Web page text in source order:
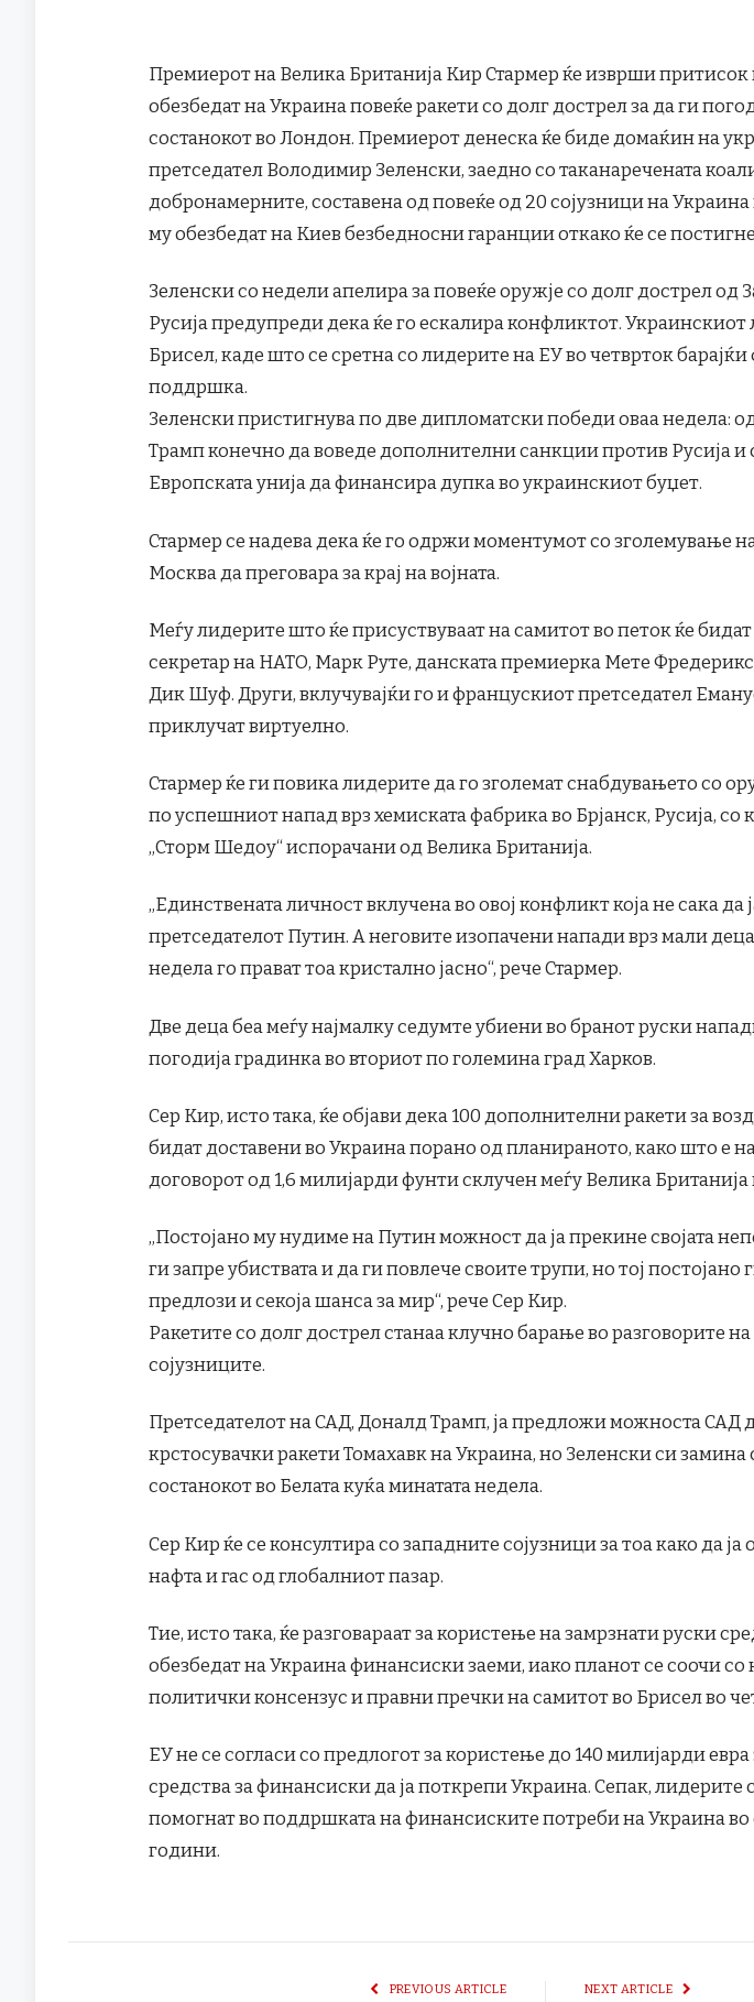
Премиерот на Велика Британија Кир Стармер ќе изврши притисок
обезбедат на Украина повеќе ракети со долг дострел за да ги
состанокот во Лондон. Премиерот денеска ќе биде домаќин на
претседател Володимир Зеленски, заедно со таканаречената
добронамерните, составена од повеќе од 20 сојузници на Украина
му обезбедат на Киев безбедносни гаранции откако ќе се
Зеленски со недели апелира за повеќе оружје со долг дострел од
Русија предупреди дека ќе го ескалира конфликтот. Украинскиот
Брисел, каде што се сретна со лидерите на ЕУ во четврток
поддршка.
Зеленски пристигнува по две дипломатски победи оваа недела:
Трамп конечно да воведе дополнителни санкции против Русија и
Европската унија да финансира дупка во украинскиот буџет.
Стармер се надева дека ќе го одржи моментумот со зголемување
Москва да преговара за крај на војната.
Меѓу лидерите што ќе присуствуваат на самитот во петок ќе
секретар на НАТО, Марк Руте, данската премиерка Мете
Дик Шуф. Други, вклучувајќи го и францускиот претседател
приклучат виртуелно.
Стармер ќе ги повика лидерите да го зголемат снабдувањето со
по успешниот напад врз хемиската фабрика во Брјанск, Русија, со
„Сторм Шедоу“ испорачани од Велика Британија.
„Единствената личност вклучена во овој конфликт која не сака да
претседателот Путин. А неговите изопачени напади врз мали
недела го прават тоа кристално јасно“, рече Стармер.
Две деца беа меѓу најмалку седумте убиени во бранот руски
погодија градинка во вториот по големина град Харков.
Сер Кир, исто така, ќе објави дека 100 дополнителни ракети за
бидат доставени во Украина порано од планираното, како што е
договорот од 1,6 милијарди фунти склучен меѓу Велика
„Постојано му нудиме на Путин можност да ја прекине својата
ги запре убиствата и да ги повлече своите трупи, но тој постојано
предлози и секоја шанса за мир“, рече Сер Кир.
Ракетите со долг дострел станаа клучно барање во разговорите
сојузниците.
Претседателот на САД, Доналд Трамп, ја предложи можноста САД
крстосувачки ракети Томахавк на Украина, но Зеленски си замина
состанокот во Белата куќа минатата недела.
Сер Кир ќе се консултира со западните сојузници за тоа како да ја
нафта и гас од глобалниот пазар.
Тие, исто така, ќе разговараат за користење на замрзнати руски
обезбедат на Украина финансиски заеми, иако планот се соочи со
политички консензус и правни пречки на самитот во Брисел во
ЕУ не се согласи со предлогот за користење до 140 милијарди
средства за финансиски да ја поткрепи Украина. Сепак, лидерите
помогнат во поддршката на финансиските потреби на Украина во
години.
PREVIOUS ARTICLE NEXT ARTICLE